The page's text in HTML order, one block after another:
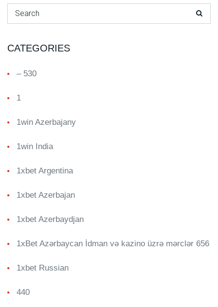
Search for:
CATEGORIES
– 530
1
1win Azerbajany
1win India
1xbet Argentina
1xbet Azerbajan
1xbet Azerbaydjan
1xBet Azərbaycan İdman və kazino üzrə mərclər 656
1xbet Russian
440